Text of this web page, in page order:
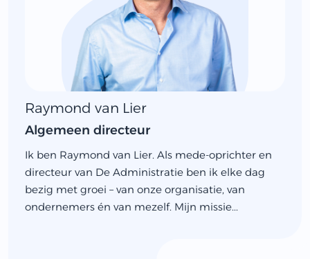
Raymond van Lier
Algemeen directeur
Ik ben Raymond van Lier. Als mede-oprichter en
directeur van De Administratie ben ik elke dag
bezig met groei – van onze organisatie, van
ondernemers én van mezelf. Mijn missie...